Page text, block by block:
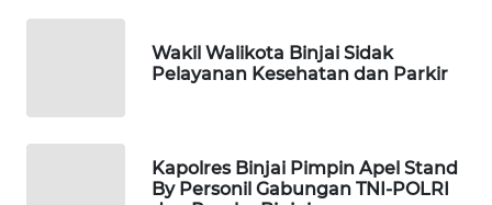
Wakil Walikota Binjai Sidak
Pelayanan Kesehatan dan Parkir
Kapolres Binjai Pimpin Apel Stand
By Personil Gabungan TNI-POLRI
PORTAL